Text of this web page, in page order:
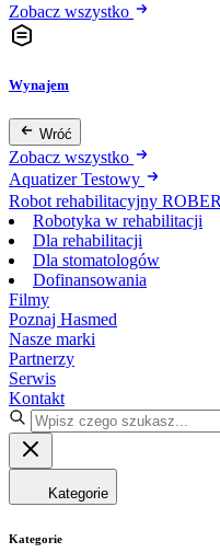
Zobacz wszystko
Wynajem
Wróć
Zobacz wszystko
Aquatizer Testowy
Robot rehabilitacyjny
Robotyka w rehabilitacji
Dla rehabilitacji
Dla stomatologów
Dofinansowania
Filmy
Poznaj Hasmed
Nasze marki
Partnerzy
Serwis
Kontakt
Kategorie
Kategorie